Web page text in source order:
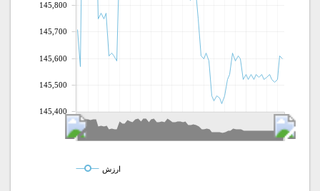
145,400
145,500
145,600
145,700
145,800
ارزش